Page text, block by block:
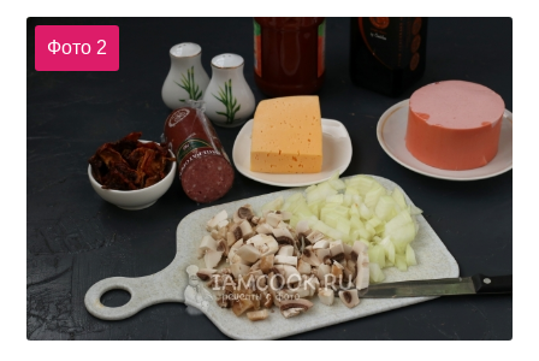
Фото 2